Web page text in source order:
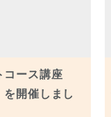
コース講座
を開催しまし